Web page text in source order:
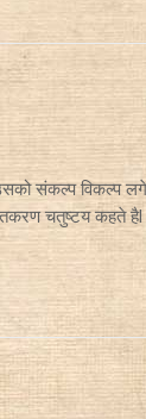
विकल्प लगे
चतुष्टय कहते